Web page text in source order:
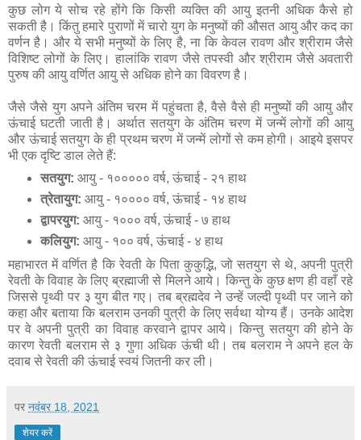
कुछ लोग ये सोच रहे होंगे कि किसी व्यक्ति की आयु इतनी अधिक कैसे हो
सकती है। किंतु हमारे पुराणों में चारो युग के मनुष्यों की औसत आयु और कद का
वर्णन है। और ये सभी मनुष्यों के लिए है, ना कि केवल रावण और श्रीराम जैसे
विशिष्ट लोगों के लिए। हालांकि रावण जैसे तपस्वी और श्रीराम जैसे अवतारी
पुरुष की आयु वर्णित आयु से अधिक होने का विवरण है।
जैसे जैसे युग अपने अंतिम चरम में पहुंचता है, वैसे वैसे ही मनुष्यों की आयु और
ऊंचाई घटती जाती है। अर्थात सतयुग के अंतिम चरण में जन्में लोगों की आयु
और ऊंचाई सतयुग के ही प्रथम चरण में जन्में लोगों से कम होगी। आइये इसपर
भी एक दृष्टि डाल लेते हैं:
सतयुग: आयु - १००००० वर्ष, ऊंचाई - २१ हाथ
त्रेतायुग: आयु - १०००० वर्ष, ऊंचाई - १४ हाथ
द्वापरयुग: आयु - १००० वर्ष, ऊंचाई - ७ हाथ
कलियुग: आयु - १०० वर्ष, ऊंचाई - ४ हाथ
महाभारत में वर्णित है कि रेवती के पिता कुकुद्भि, जो सतयुग से थे, अपनी पुत्री
रेवती के विवाह के लिए ब्रह्माजी से मिलने आये। किन्तु के कुछ क्षण ही वहाँ रहे
जिससे पृथ्वी पर ३ युग बीत गए। तब ब्रह्मदेव ने उन्हें जल्दी पृथ्वी पर जाने को
कहा और बताया कि बलराम उनकी पुत्री के लिए सर्वथा योग्य हैं। उनके आदेश
पर वे अपनी पुत्री का विवाह करवाने द्वापर आये। किन्तु सतयुग की होने के
कारण रेवती बलराम से ३ गुणा अधिक ऊंची थी। तब बलराम ने अपने हल के
दवाब से रेवती की ऊंचाई स्वयं जितनी कर ली।
पर नवंबर 18, 2021
शेयर करें